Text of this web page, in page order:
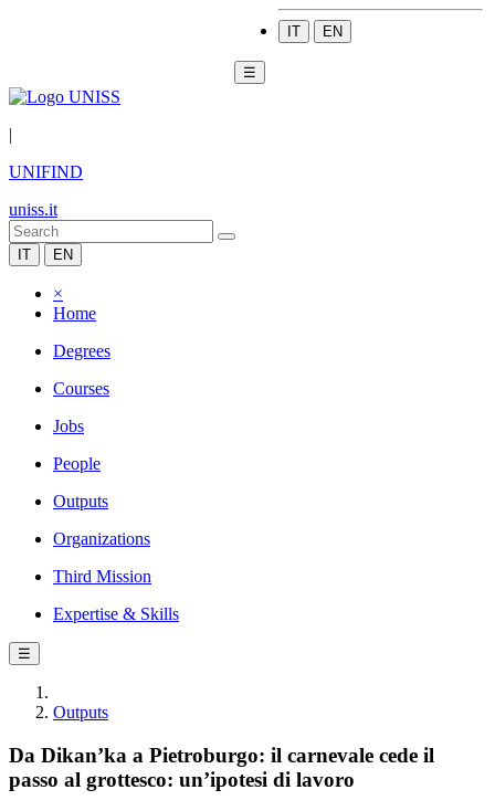
IT EN
☰
|
UNIFIND
uniss.it
IT EN
×
Home
Degrees
Courses
Jobs
People
Outputs
Organizations
Third Mission
Expertise & Skills
☰
Outputs
Da Dikan’ka a Pietroburgo: il carnevale cede il
passo al grottesco: un’ipotesi di lavoro